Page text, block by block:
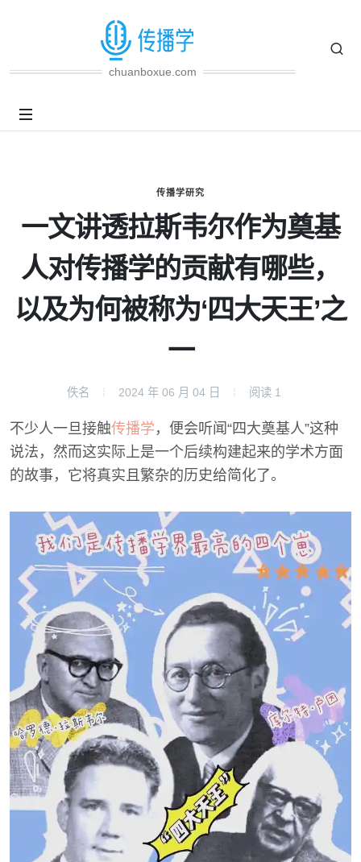
chuanboxue.com
传播学研究
一文讲透拉斯韦尔作为奠基
人对传播学的贡献有哪些，
以及为何被称为‘四大天王’之
一
佚名 2024 年 06 月 04 日 阅读 1
不少人一旦接触传播学 ，便会听闻“四大奠基人”这种
说法，然而这实际上是一个后续构建起来的学术方面
的故事，它将真实且繁杂的历史给简化了。